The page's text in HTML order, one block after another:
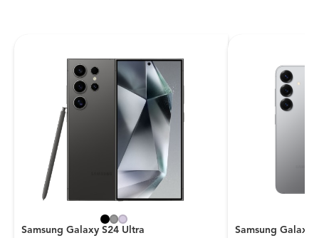
Samsung Galaxy S24 Ultra Samsung Galaxy